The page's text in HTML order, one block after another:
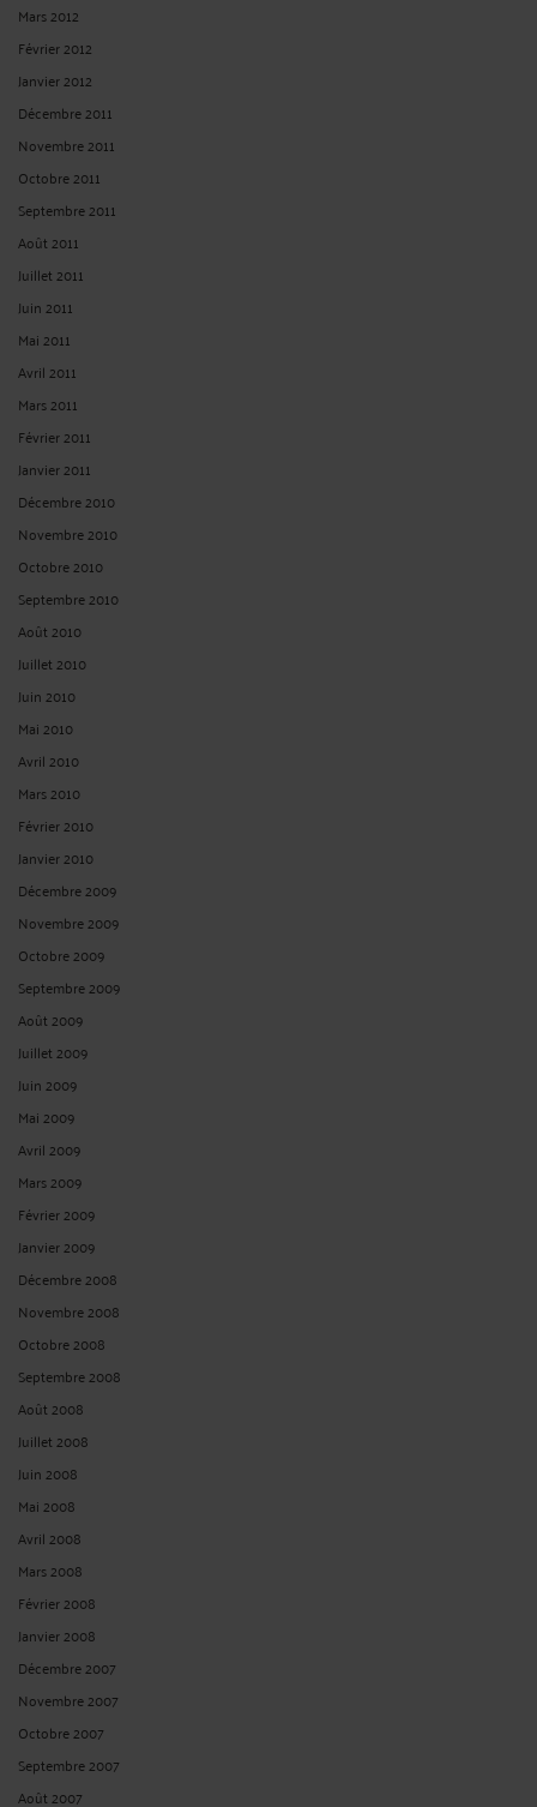
Mars 2012
Février 2012
Janvier 2012
Décembre 2011
Novembre 2011
Octobre 2011
Septembre 2011
Août 2011
Juillet 2011
Juin 2011
Mai 2011
Avril 2011
Mars 2011
Février 2011
Janvier 2011
Décembre 2010
Novembre 2010
Octobre 2010
Septembre 2010
Août 2010
Juillet 2010
Juin 2010
Mai 2010
Avril 2010
Mars 2010
Février 2010
Janvier 2010
Décembre 2009
Novembre 2009
Octobre 2009
Septembre 2009
Août 2009
Juillet 2009
Juin 2009
Mai 2009
Avril 2009
Mars 2009
Février 2009
Janvier 2009
Décembre 2008
Novembre 2008
Octobre 2008
Septembre 2008
Août 2008
Juillet 2008
Juin 2008
Mai 2008
Avril 2008
Mars 2008
Février 2008
Janvier 2008
Décembre 2007
Novembre 2007
Octobre 2007
Septembre 2007
Août 2007